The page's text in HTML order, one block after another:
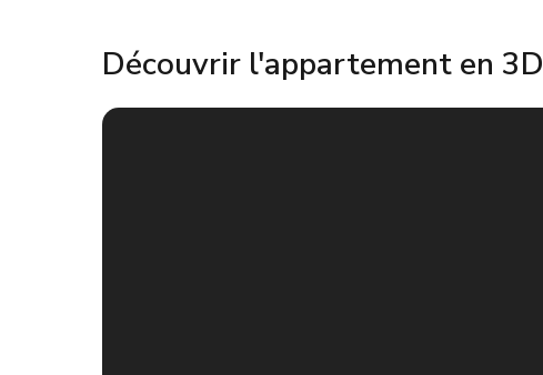
Découvrir l'appartement en 3D